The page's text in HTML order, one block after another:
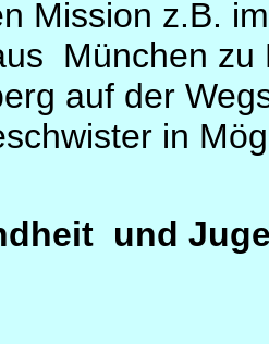
Mission z.B.
München
auf der
in
und